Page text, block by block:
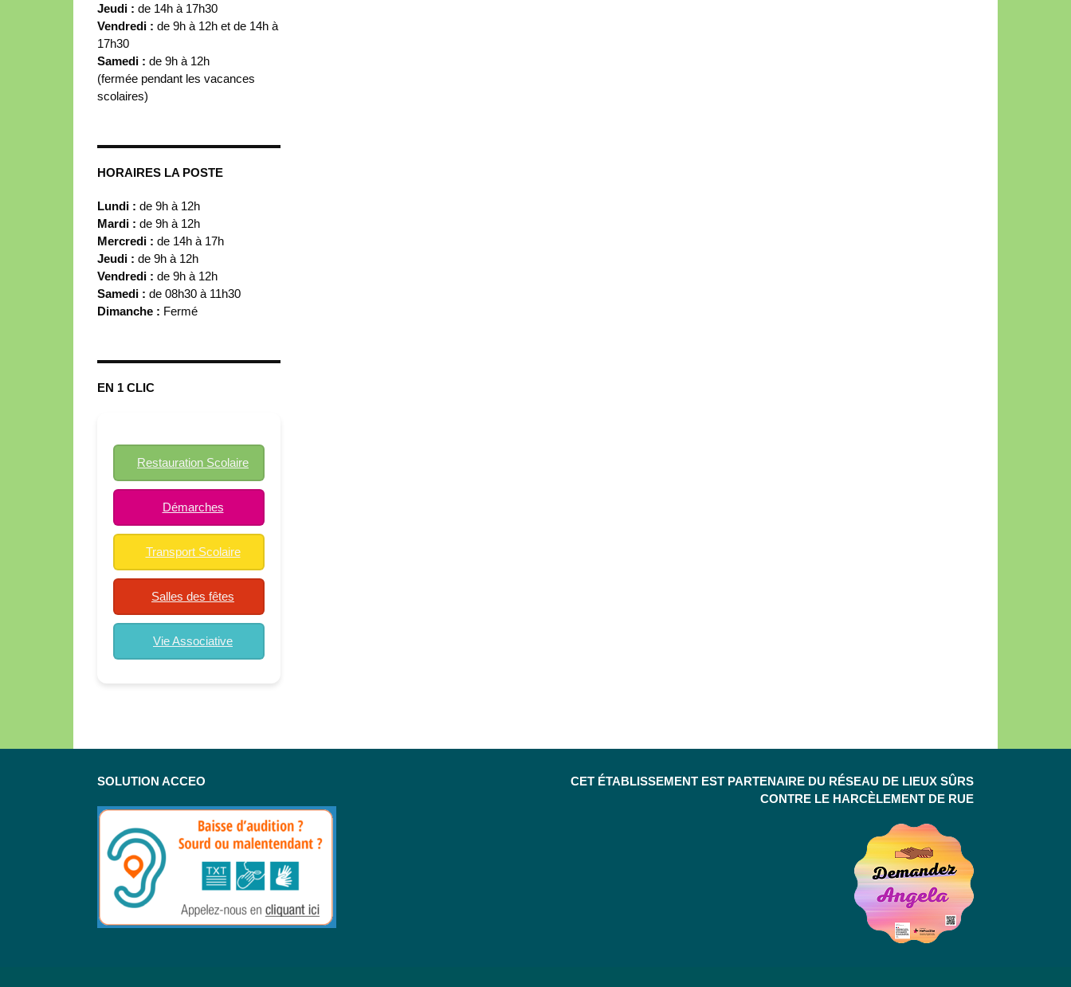
Jeudi : de 14h à 17h30
Vendredi : de 9h à 12h et de 14h à
17h30
Samedi : de 9h à 12h
(fermée pendant les vacances
scolaires)
HORAIRES LA POSTE
Lundi : de 9h à 12h
Mardi : de 9h à 12h
Mercredi : de 14h à 17h
Jeudi : de 9h à 12h
Vendredi : de 9h à 12h
Samedi : de 08h30 à 11h30
Dimanche : Fermé
EN 1 CLIC
Restauration Scolaire
Démarches
Transport Scolaire
Salles des fêtes
Vie Associative
SOLUTION ACCEO
CET ÉTABLISSEMENT EST PARTENAIRE DU RÉSEAU DE LIEUX SÛRS
CONTRE LE HARCÈLEMENT DE RUE